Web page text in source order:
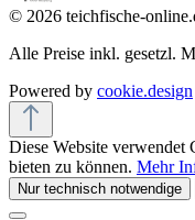
© 2026 teichfische-
Alle Preise inkl. gesetzl.
Powered by cookie.design
Diese Website verwendet
bieten zu können. Mehr
Nur technisch notwendige